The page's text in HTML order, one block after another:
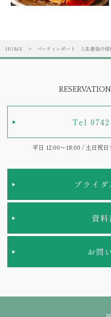
HOME > パーティレポート 人生最強の
Tel
平日 12:00～18:00 / 土日祝
ブライ
資料
お問